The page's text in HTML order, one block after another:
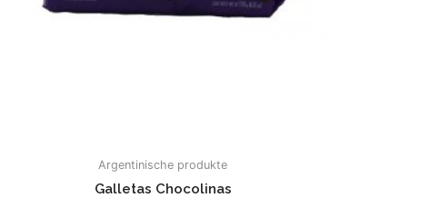
Argentinische produkte
Galletas Chocolinas